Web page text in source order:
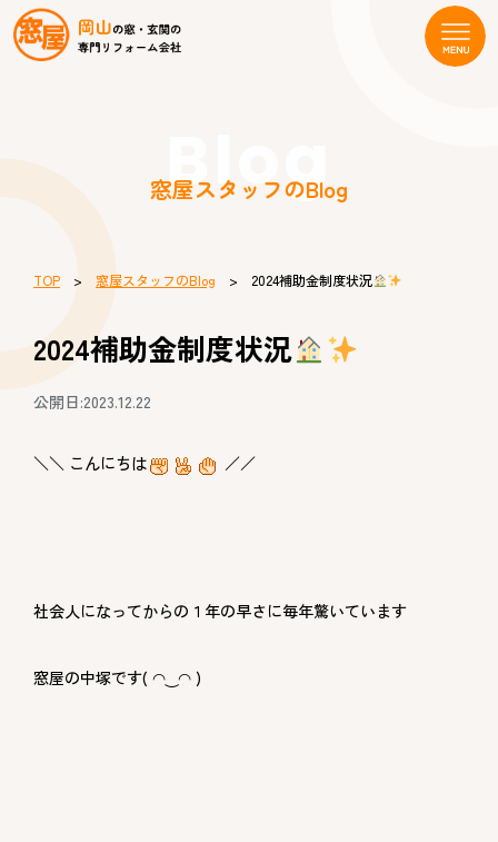
Blog
窓屋スタッフのBlog
TOP > 窓屋スタッフのBlog > 2024補助金制度状況
2024補助金制度状況
公開日:2023.12.22
＼＼ こんにちは ／／
社会人になってからの１年の早さに毎年驚いています
窓屋の中塚です( ◠‿◠ )